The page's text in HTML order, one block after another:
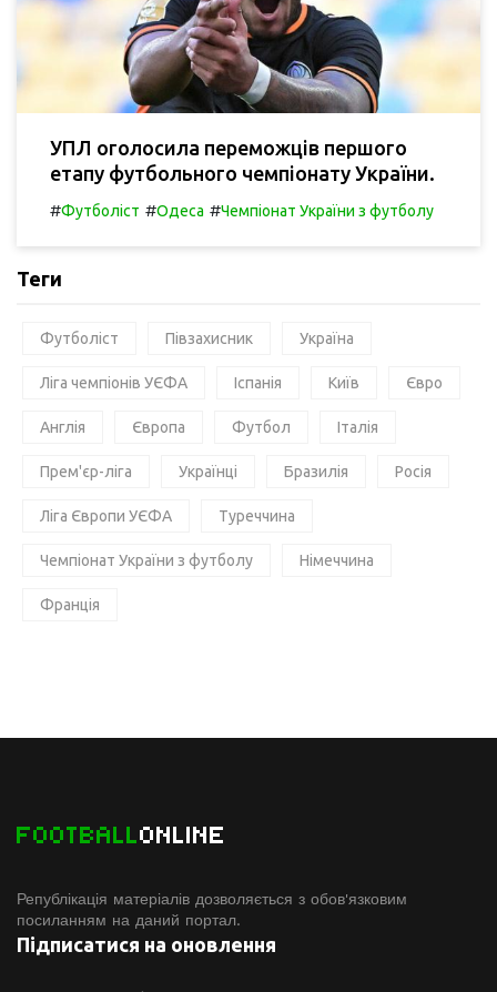
УПЛ оголосила переможців першого
етапу футбольного чемпіонату України.
#Футболіст #Одеса #Чемпіонат України з футболу
Теги
Футболіст Півзахисник Україна
Ліга чемпіонів УЄФА Іспанія Київ Євро
Англія Європа Футбол Італія
Прем'єр-ліга Українці Бразилія Росія
Ліга Європи УЄФА Туреччина
Чемпіонат України з футболу Німеччина
Франція
FOOTBALLONLINE
Републікація матеріалів дозволяється з обов'язковим
посиланням на даний портал.
Підписатися на оновлення